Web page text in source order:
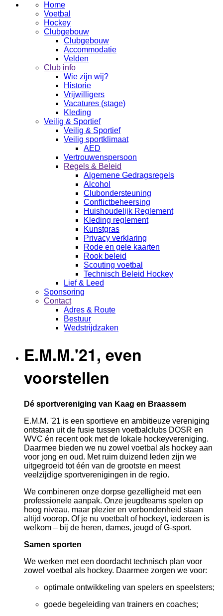
Home
Voetbal
Hockey
Clubgebouw
Clubgebouw
Accommodatie
Velden
Club info
Wie zijn wij?
Historie
Vrijwilligers
Vacatures (stage)
Kleding
Veilig & Sportief
Veilig & Sportief
Veilig sportklimaat
AED
Vertrouwenspersoon
Regels & Beleid
Algemene Gedragsregels
Alcohol
Clubondersteuning
Conflictbeheersing
Huishoudelijk Reglement
Kleding reglement
Kunstgras
Privacy verklaring
Rode en gele kaarten
Rook beleid
Scouting voetbal
Technisch Beleid Hockey
Lief & Leed
Sponsoring
Contact
Adres & Route
Bestuur
Wedstrijdzaken
E.M.M.'21, even
voorstellen
Dé sportvereniging van Kaag en Braassem
E.M.M. '21 is een sportieve en ambitieuze vereniging
ontstaan uit de fusie tussen voetbalclubs DOSR en
WVC én recent ook met de lokale hockeyvereniging.
Daarmee bieden we nu zowel voetbal als hockey aan
voor jong en oud. Met ruim duizend leden zijn we
uitgegroeid tot één van de grootste en meest
veelzijdige sportverenigingen in de regio.
We combineren onze dorpse gezelligheid met een
professionele aanpak. Onze jeugdteams spelen op
hoog niveau, maar plezier en verbondenheid staan
altijd voorop. Of je nu voetbalt of hockeyt, iedereen is
welkom – bij de heren, dames, jeugd of G-sport.
Samen sporten
We werken met een doordacht technisch plan voor
zowel voetbal als hockey. Daarmee zorgen we voor:
optimale ontwikkeling van spelers en speelsters;
goede begeleiding van trainers en coaches;